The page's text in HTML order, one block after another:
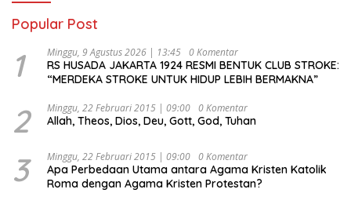
Popular Post
1 Minggu, 9 Agustus 2026 | 13:45 0 Komentar
RS HUSADA JAKARTA 1924 RESMI BENTUK CLUB STROKE:
“MERDEKA STROKE UNTUK HIDUP LEBIH BERMAKNA”
2 Minggu, 22 Februari 2015 | 09:00 0 Komentar
Allah, Theos, Dios, Deu, Gott, God, Tuhan
3 Minggu, 22 Februari 2015 | 09:00 0 Komentar
Apa Perbedaan Utama antara Agama Kristen Katolik
Roma dengan Agama Kristen Protestan?